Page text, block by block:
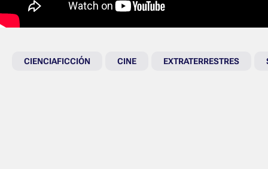
CIENCIAFICCIÓN CINE EXTRATERRESTRES